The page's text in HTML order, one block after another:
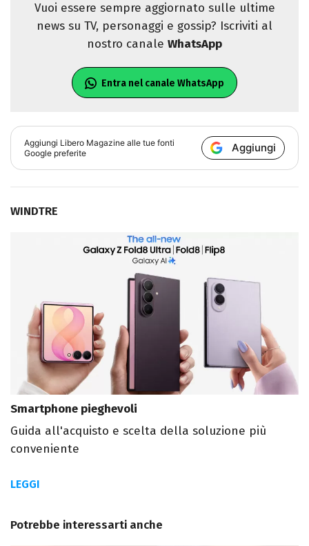
Vuoi essere sempre aggiornato sulle ultime
news su TV, personaggi e gossip? Iscriviti al
nostro canale WhatsApp
Entra nel canale WhatsApp
Aggiungi Libero Magazine alle tue fonti
Google preferite
Aggiungi
WINDTRE
Smartphone pieghevoli
Guida all'acquisto e scelta della soluzione più
conveniente
LEGGI
Potrebbe interessarti anche